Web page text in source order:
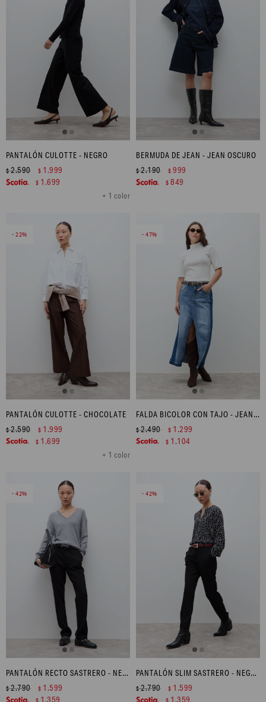
PANTALÓN CULOTTE - NEGRO
+ 1 color
$2.590 $ 1.999
$ 1.699
BERMUDA DE JEAN - JEAN OSCURO
$2.190 $ 999
$ 849
22
PANTALÓN CULOTTE - CHOCOLATE
+ 1 color
$2.590 $ 1.999
$ 1.699
47
FALDA BICOLOR CON TAJO - JEAN MEDIO
$2.490 $ 1.299
$ 1.104
42
PANTALÓN RECTO SASTRERO - NEGRO
$2.790 $ 1.599
$ 1.359
42
PANTALÓN SLIM SASTRERO - NEGRO
$2.790 $ 1.599
$ 1.359